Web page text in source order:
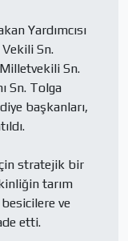
Yardımcısı
Sn.
Sn.
Sn. Tolga
başkanları,
stratejik bir
tarım
ve
etti.